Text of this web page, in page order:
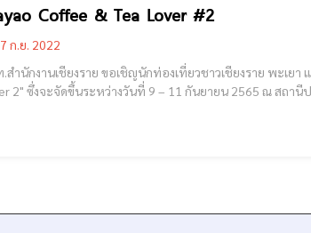
Coffee & Tea Lover #2
ก.ย. 2022
ำนักงานเชียงราย ขอเชิญนักท่องเที่ยวชาวเชียงราย พะเยา และทั่วประเ
ะเยา (ฝั่งออกกำลังกาย) เวลา 9.00 - 20.00 น. [cmruncode